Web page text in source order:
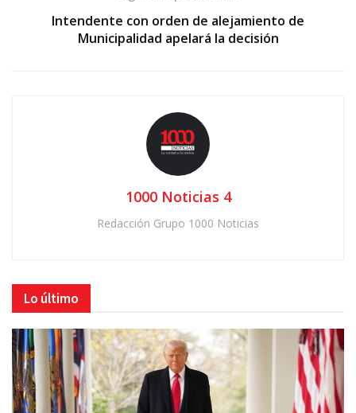
Intendente con orden de alejamiento de
Municipalidad apelará la decisión
1000 Noticias 4
Redacción Grupo 1000 Noticias
Lo último